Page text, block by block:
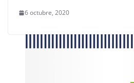
6 octubre, 2020